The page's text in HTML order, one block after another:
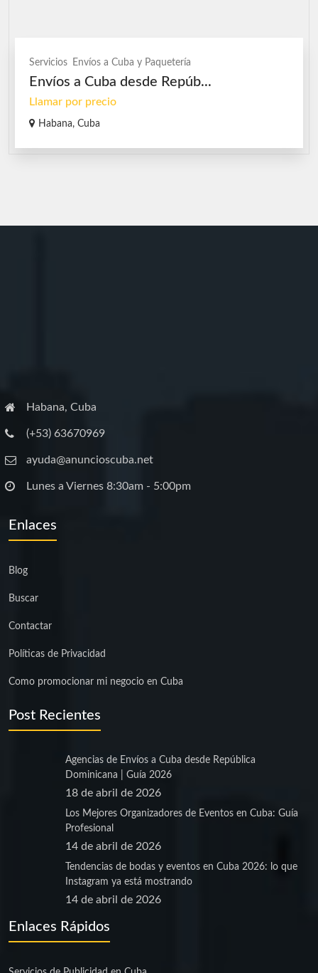
Servicios Envíos a Cuba y Paquetería
Envíos a Cuba desde Repúb...
Llamar por precio
Habana, Cuba
Habana, Cuba
(+53) 63670969
ayuda@anuncioscuba.net
Lunes a Viernes 8:30am - 5:00pm
Enlaces
Blog
Buscar
Contactar
Políticas de Privacidad
Como promocionar mi negocio en Cuba
Post Recientes
Agencias de Envíos a Cuba desde República
Dominicana | Guía 2026
18 de abril de 2026
Los Mejores Organizadores de Eventos en Cuba: Guía
Profesional
14 de abril de 2026
Tendencias de bodas y eventos en Cuba 2026: lo que
Instagram ya está mostrando
14 de abril de 2026
Enlaces Rápidos